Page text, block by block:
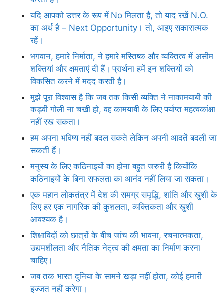
यदि आपको उत्तर के रूप में No मिलता है, तो याद रखें N.O.
का अर्थ है – Next Opportunity। तो, आइए सकारात्मक
रहें।
भगवान, हमारे निर्माता, ने हमारे मस्तिष्क और व्यक्तित्व में असीम
शक्तियां और क्षमताएं दी हैं। प्रार्थना हमें इन शक्तियों को
विकसित करने में मदद करती है।
मुझे पूरा विश्वास है कि जब तक किसी व्यक्ति ने नाकामयाबी की
कड़वी गोली ना चखी हो, वह कामयाबी के लिए पर्याप्त महत्वकांक्षा
नहीं रख सकता।
हम अपना भविष्य नहीं बदल सकते लेकिन अपनी आदतें बदली जा
सकती हैं।
मनुस्य के लिए कठिनाइयों का होना बहुत जरुरी है कियोंकि
कठिनाइयों के बिना सफलता का आनंद नहीं लिया जा सकता।
एक महान लोकतंत्र में देश की समग्र समृद्धि, शांति और खुशी के
लिए हर एक नागरिक की कुशलता, व्यक्तिकता और खुशी
आवश्यक है।
शिक्षाविदों को छात्रों के बीच जांच की भावना, रचनात्मकता,
उद्यमशीलता और नैतिक नेतृत्व की क्षमता का निर्माण करना
चाहिए।
जब तक भारत दुनिया के सामने खड़ा नहीं होता, कोई हमारी
इज्जत नहीं करेगा।